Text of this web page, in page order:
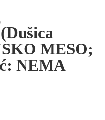
MESO;
NEMA